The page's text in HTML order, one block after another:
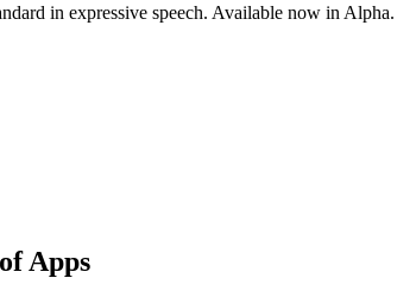
in expressive speech. Available now in Alpha.
Apps